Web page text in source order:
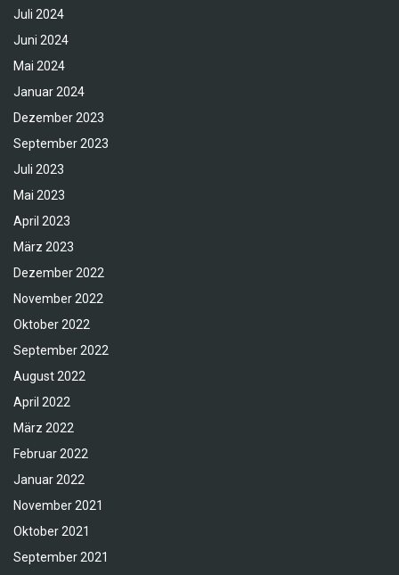
Juli 2024
Juni 2024
Mai 2024
Januar 2024
Dezember 2023
September 2023
Juli 2023
Mai 2023
April 2023
März 2023
Dezember 2022
November 2022
Oktober 2022
September 2022
August 2022
April 2022
März 2022
Februar 2022
Januar 2022
November 2021
Oktober 2021
September 2021